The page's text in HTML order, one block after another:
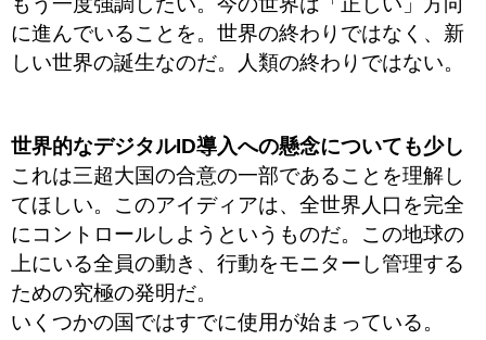
に進んでいることを。世界の終わりではなく、新
しい世界の誕生なのだ。人類の終わりではない。
世界的なデジタルID導入への懸念についても少し
これは三超大国の合意の一部であることを理解し
てほしい。このアイディアは、全世界人口を完全
にコントロールしようというものだ。この地球の
上にいる全員の動き、行動をモニターし管理する
ための究極の発明だ。
いくつかの国ではすでに使用が始まっている。